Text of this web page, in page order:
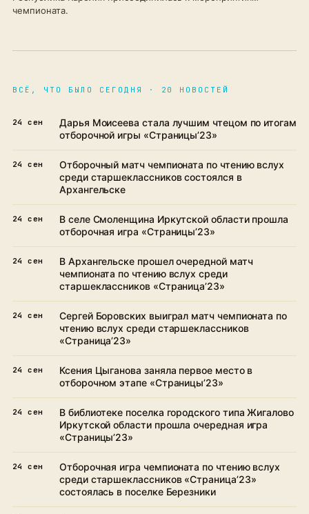
чемпионата.
ВСЁ, ЧТО БЫЛО СЕГОДНЯ · 20 НОВОСТЕЙ
24 сен
Дарья Моисеева стала лучшим чтецом по итогам
отборочной игры «Страницы’23»
24 сен
Отборочный матч чемпионата по чтению вслух
среди старшеклассников состоялся в
Архангельске
24 сен
В селе Смоленщина Иркутской области прошла
отборочная игра «Страницы’23»
24 сен
В Архангельске прошел очередной матч
чемпионата по чтению вслух среди
старшеклассников «Страница’23»
24 сен
Сергей Боровских выиграл матч чемпионата по
чтению вслух среди старшеклассников
«Страница’23»
24 сен
Ксения Цыганова заняла первое место в
отборочном этапе «Страницы’23»
24 сен
В библиотеке поселка городского типа Жигалово
Иркутской области прошла очередная игра
«Страницы’23»
24 сен
Отборочная игра чемпионата по чтению вслух
среди старшеклассников «Страница’23»
состоялась в поселке Березники